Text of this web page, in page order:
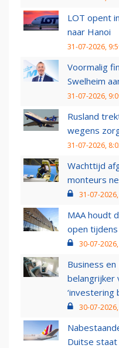
LOT opent
naar Hanoi
31-07-2026,
Voormalig
Swelheim
31-07-2026,
Rusland
wegens
31-07-2026,
Wachttijd
monteurs
31-07-
MAA houdt
open
30-07-
Business
belangrijker
‘investering
30-07-
Duitse staat